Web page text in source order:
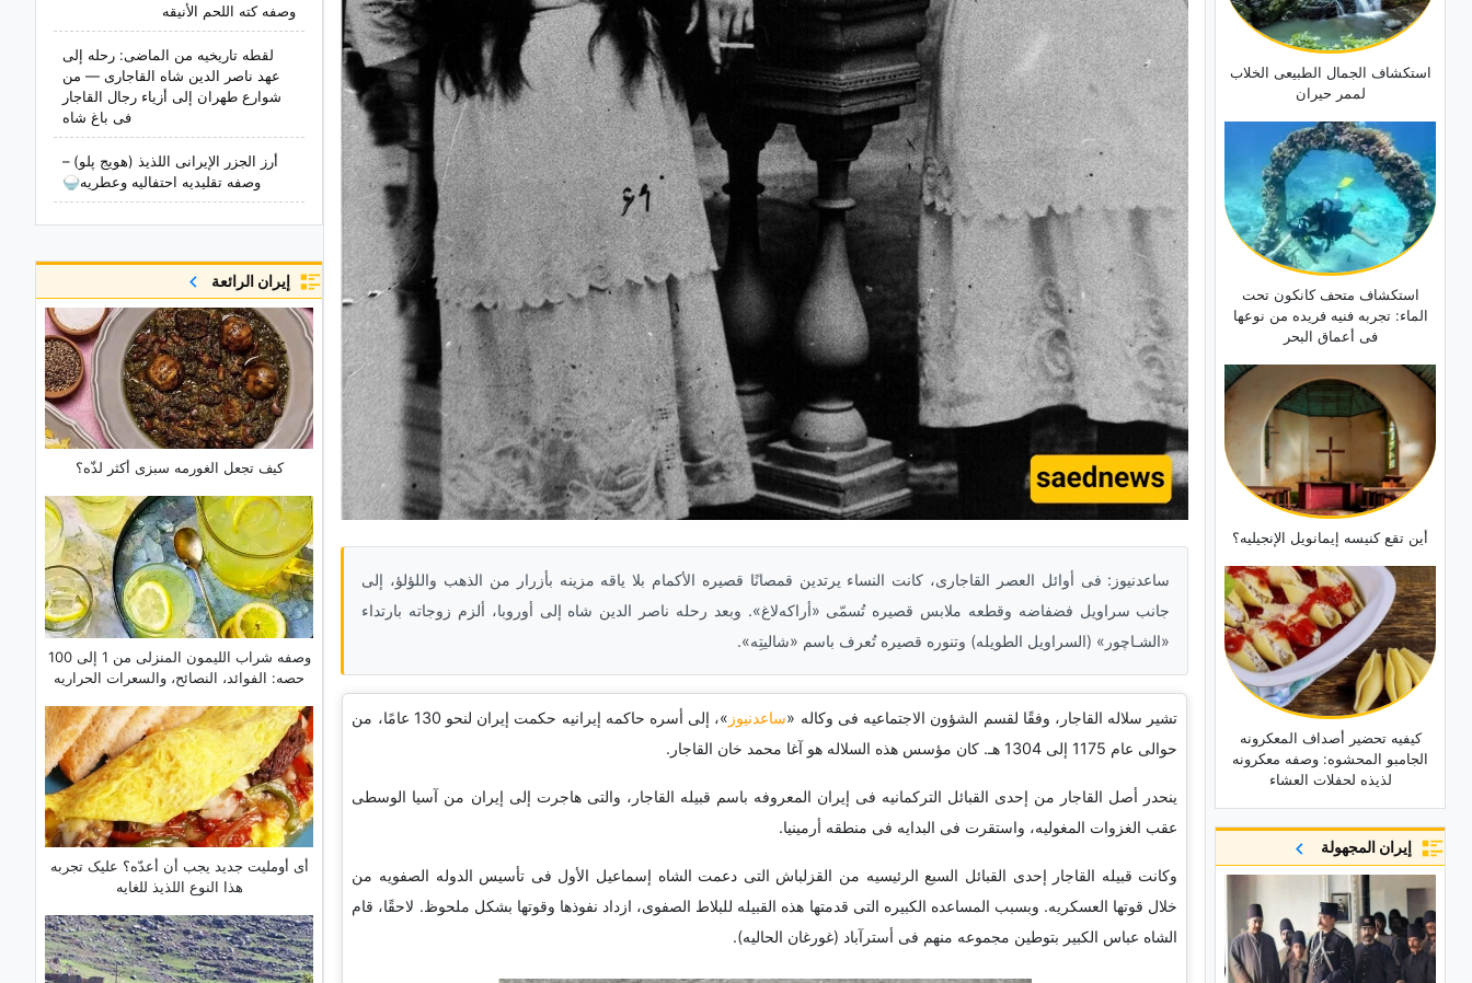
ساعدنیوز: فی أوائل العصر القاجاری، کانت النساء یرتدین قمصانًا قصیره الأکمام بلا یاقه مزینه بأزرار من الذهب واللؤلؤ، إلى
جانب سراویل فضفاضه وقطعه ملابس قصیره تُسمّى «أراکه‌لاغ». وبعد رحله ناصر الدین شاه إلى أوروبا، ألزم زوجاته بارتداء
«الشـاچور» (السراویل الطویله) وتنوره قصیره تُعرف باسم «شالیتِه».
تشیر سلاله القاجار، وفقًا لقسم الشؤون الاجتماعیه فی وکاله «ساعدنیوز
»، إلى أسره حاکمه إیرانیه حکمت إیران لنحو 130 عامًا، من
حوالی عام 1175 إلى 1304 هـ. کان مؤسس هذه السلاله هو آغا محمد خان القاجار.
ینحدر أصل القاجار من إحدى القبائل الترکمانیه فی إیران المعروفه باسم قبیله القاجار، والتی هاجرت إلى إیران من آسیا الوسطى
عقب الغزوات المغولیه، واستقرت فی البدایه فی منطقه أرمینیا.
وکانت قبیله القاجار إحدى القبائل السبع الرئیسیه من القزلباش التی دعمت الشاه إسماعیل الأول فی تأسیس الدوله الصفویه من
خلال قوتها العسکریه. وبسبب المساعده الکبیره التی قدمتها هذه القبیله للبلاط الصفوی، ازداد نفوذها وقوتها بشکل ملحوظ. لاحقًا، قام
الشاه عباس الکبیر بتوطین مجموعه منهم فی أسترآباد (غورغان الحالیه).
وصفه کته اللحم الأنیقه
لقطه تاریخیه من الماضی: رحله إلى
عهد ناصر الدین شاه القاجاری — من
شوارع طهران إلى أزیاء رجال القاجار
فی باغ شاه
أرز الجزر الإیرانی اللذیذ (هویج پلو) –
وصفه تقلیدیه احتفالیه وعطریه🍚
إيران الرائعة
کیف تجعل الغورمه سبزی أکثر لذّه؟
وصفه شراب اللیمون المنزلی من 1 إلى 100
حصه: الفوائد، النصائح، والسعرات الحراریه
أی أوملیت جدید یجب أن أعدّه؟ علیک تجربه
هذا النوع اللذیذ للغایه
استکشاف الجمال الطبیعی الخلاب
لممر حیران
استکشاف متحف کانکون تحت
الماء: تجربه فنیه فریده من نوعها
فی أعماق البحر
أین تقع کنیسه إیمانویل الإنجیلیه؟
کیفیه تحضیر أصداف المعکرونه
الجامبو المحشوه: وصفه معکرونه
لذیذه لحفلات العشاء
إيران المجهولة